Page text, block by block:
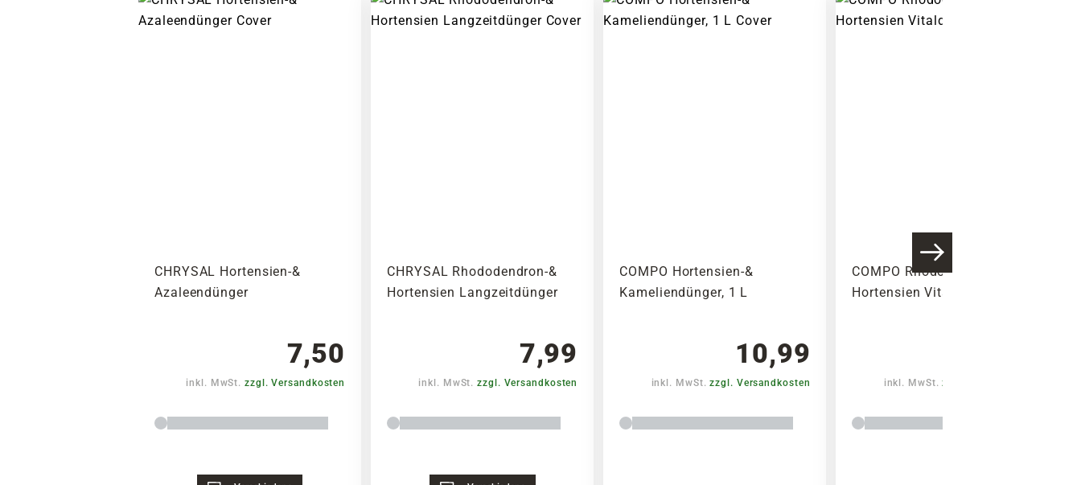
CHRYSAL Hortensien-&
Azaleendünger
7,50
inkl. MwSt.zzgl. Versandkosten
CHRYSAL Rhododendron-&
Hortensien Langzeitdünger
7,99
inkl. MwSt.zzgl. Versandkosten
COMPO Hortensien-&
Kameliendünger, 1 L
10,99
inkl. MwSt.zzgl. Versandkosten
COMPO Rhododendren &
Hortensien Vitaldünger, 1 kg
inkl. MwSt.zzgl. Versandkosten